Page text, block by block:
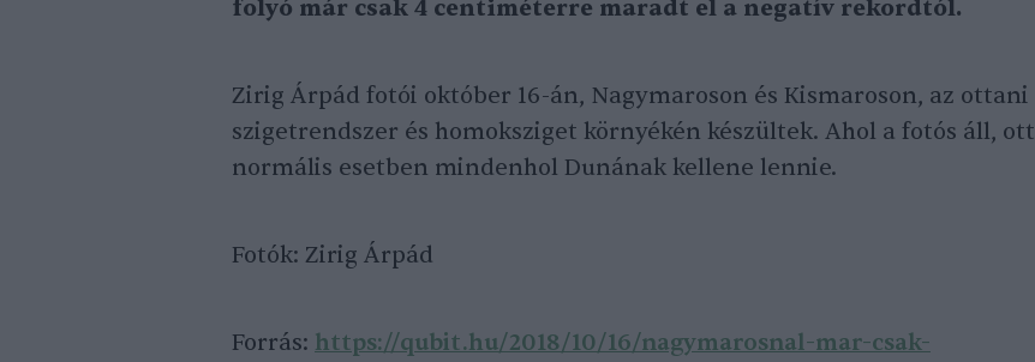
folyó már csak 4 centiméterre maradt el a negatív rekordtól.
Zirig Árpád fotói október 16-án, Nagymaroson és Kismaroson, az ottani
szigetrendszer és homoksziget környékén készültek. Ahol a fotós áll, ott
normális esetben mindenhol Dunának kellene lennie.
Fotók: Zirig Árpád
Forrás: https://qubit.hu/2018/10/16/nagymarosnal-mar-csak-